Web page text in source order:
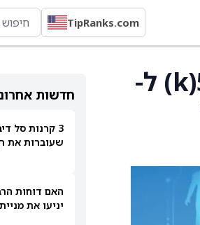
TipRanks.com
חדשות
3 קרנות סל
שעוברות את
האם דוחות
יניעו את מניית CRWV כלפי מעלה?
CapsoVision (CV) הודיעו כי הגישו בקשת 510(k) ל-